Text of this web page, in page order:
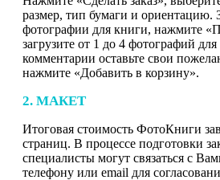
размер, тип бумаги и ориентацию.
фотографии для книги, нажмите
загрузите от 1 до 4 фотографий
комментарии оставьте свои
нажмите «Добавить в корзину».
2. МАКЕТ
Итоговая стоимость ФотоКниги
страниц. В процессе подготовки
специалисты могут связаться с
телефону или email для